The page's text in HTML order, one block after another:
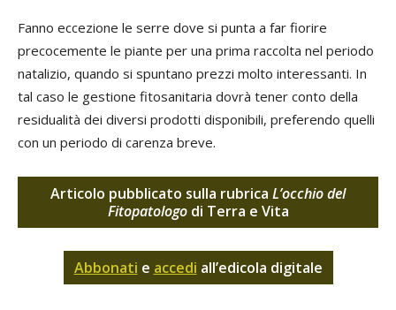
Fanno eccezione le serre dove si punta a far fiorire
precocemente le piante per una prima raccolta nel periodo
natalizio, quando si spuntano prezzi molto interessanti. In
tal caso le gestione fitosanitaria dovrà tener conto della
residualità dei diversi prodotti disponibili, preferendo quelli
con un periodo di carenza breve.
Articolo pubblicato sulla rubrica L’occhio del
Fitopatologodi Terra e Vita
Abbonati e accedi all’edicola digitale